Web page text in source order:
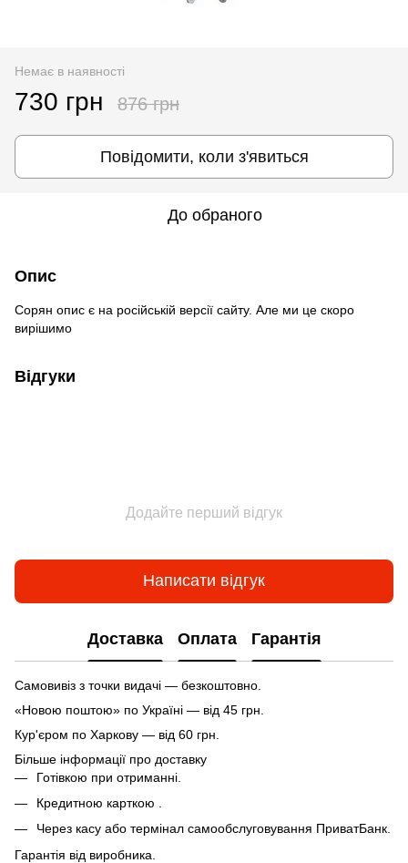
Немає в наявності
730 грн 876 грн
Повідомити, коли з'явиться
До обраного
Опис
Сорян опис є на російській версії сайту. Але ми це скоро
вирішимо
Відгуки
Додайте перший відгук
Написати відгук
Доставка Оплата Гарантія
Самовивіз з точки видачі — безкоштовно.
«Новою поштою» по Україні — від 45 грн.
Кур'єром по Харкову — від 60 грн.
Більше інформації про доставку
Готівкою при отриманні.
Кредитною карткою .
Через касу або термінал самообслуговування ПриватБанк.
Гарантія від виробника.